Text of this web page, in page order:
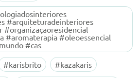
#arquiteturadeinteriores
#organizaçaoresidencial
#aromaterapia #oleoessencial
#cas
#karisbrito
#kazakaris